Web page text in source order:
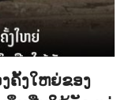
ຄັ້ງໃຫຍ່ຂອງ